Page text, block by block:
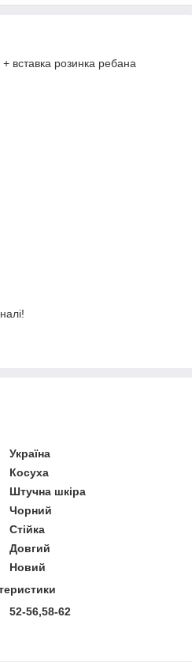
вставка розинка ребана
Україна
Косуха
Штучна шкіра
Чорний
Стійка
Довгий
Новий
52-56,58-62